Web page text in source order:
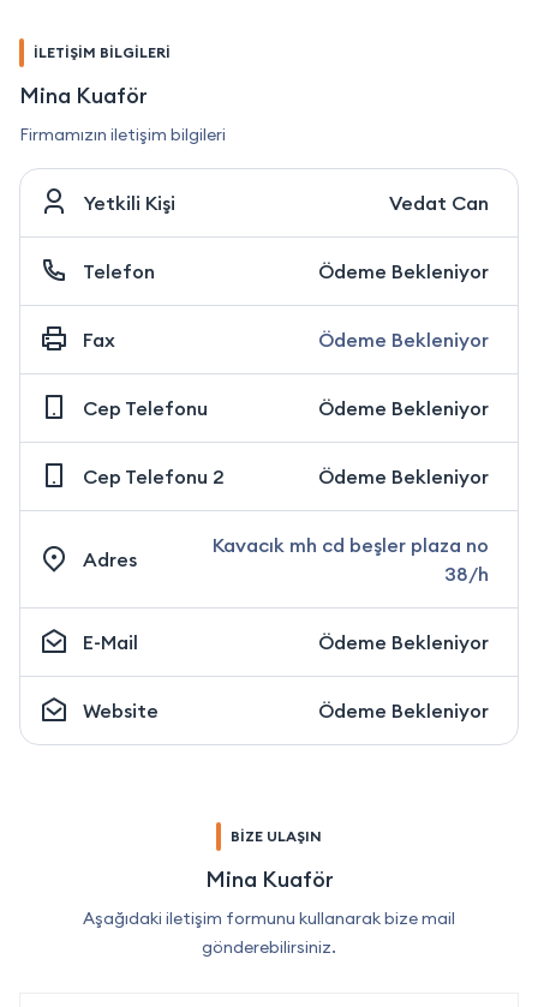
İLETİŞİM BİLGİLERİ
Mina Kuaför
Firmamızın iletişim bilgileri
Yetkili Kişi Vedat Can
Telefon Ödeme Bekleniyor
Fax Ödeme Bekleniyor
Cep Telefonu Ödeme Bekleniyor
Cep Telefonu 2 Ödeme Bekleniyor
Adres
Kavacık mh cd beşler plaza no
38/h
E-Mail Ödeme Bekleniyor
Website Ödeme Bekleniyor
BİZE ULAŞIN
Mina Kuaför
Aşağıdaki iletişim formunu kullanarak bize mail
gönderebilirsiniz.